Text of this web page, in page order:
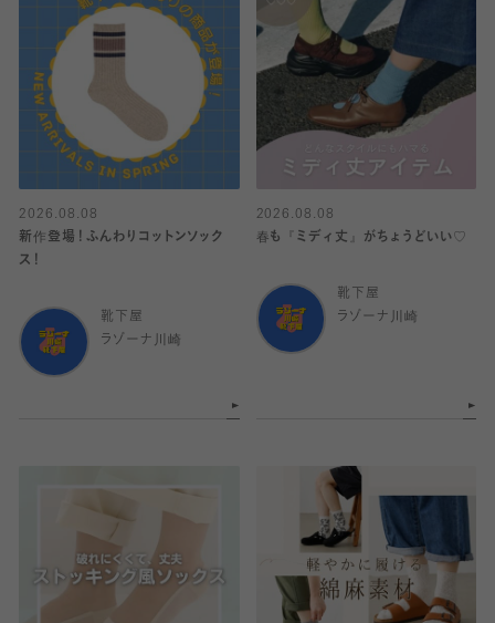
2026.08.08
新作登場！ふんわりコットンソック
ス！
靴下屋
ラゾーナ川崎
2026.08.08
春も『ミディ丈』がちょうどいい♡
靴下屋
ラゾーナ川崎